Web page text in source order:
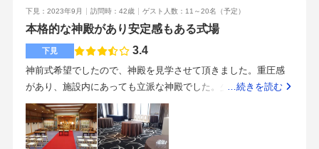
カイバンケットを選択しました。チャペルと同様にコンパクト
な披露宴会場で、カーテンを開く演出が良かったです。また、
ゲストとの距離感が近いのでとても良い思い出になりました。
最初の見積から値上がりした点は、光の演習です。ゲスト卓へ
のテーブルラウンドの際に、テーブル上のグラスに水を入れる
とledが光る演習を行いました。1卓約3500円の為やや値上がり
してしまった。私達とゲスト宿泊代をサービスして頂いた。大
規模ホテルの利点として、宿泊代をサービス又は優待価格でと
まることができるのでとても助かった。品数も多いので大変満
下見：2023年9月 訪問時：42歳 ゲスト人数：11～20名 （予定）
本格的な神殿があり安定感もある式場
下見 3.4
神前式希望でしたので、神殿を見学させて頂きました。重圧感
があり、施設内にあっても立派な神殿でした。少人数の会場が
高層階にあり、景色が一望できます。ただ、会場が披露宴会場
というより会議室のような雰囲気がしたので、イメージと異な
りました。料理の試食はなく、ケーキと飲み物を頂きました。
…続きを読む